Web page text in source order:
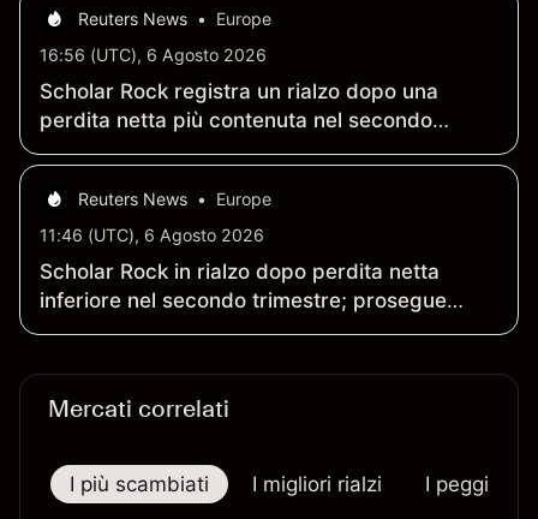
Reuters News •
Europe
16:56 (UTC), 6 Agosto 2026
Scholar Rock registra un rialzo dopo una
perdita netta più contenuta nel secondo
trimestre; procede la revisione da parte della
Reuters News •
Europe
11:46 (UTC), 6 Agosto 2026
Scholar Rock in rialzo dopo perdita netta
inferiore nel secondo trimestre; prosegue
revisione FDA
Mercati correlati
I più scambiati I migliori rialzi I peggiori